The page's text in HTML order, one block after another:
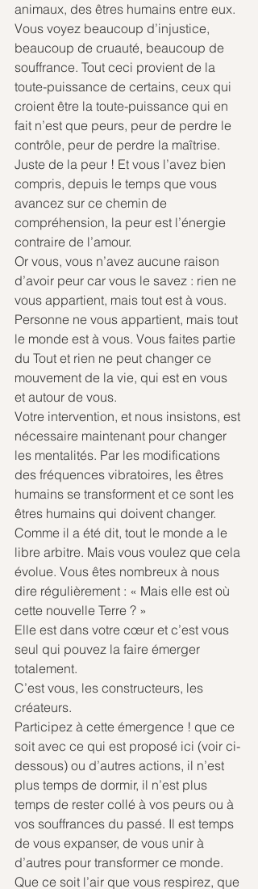
animaux, des êtres humains entre eux.
Vous voyez beaucoup d’injustice,
beaucoup de cruauté, beaucoup de
souffrance. Tout ceci provient de la
toute-puissance de certains, ceux qui
croient être la toute-puissance qui en
fait n’est que peurs, peur de perdre le
contrôle, peur de perdre la maîtrise.
Juste de la peur ! Et vous l’avez bien
compris, depuis le temps que vous
avancez sur ce chemin de
compréhension, la peur est l’énergie
contraire de l’amour.
Or vous, vous n’avez aucune raison
d’avoir peur car vous le savez : rien ne
vous appartient, mais tout est à vous.
Personne ne vous appartient, mais tout
le monde est à vous. Vous faites partie
du Tout et rien ne peut changer ce
mouvement de la vie, qui est en vous
et autour de vous.
Votre intervention, et nous insistons, est
nécessaire maintenant pour changer
les mentalités. Par les modifications
des fréquences vibratoires, les êtres
humains se transforment et ce sont les
êtres humains qui doivent changer.
Comme il a été dit, tout le monde a le
libre arbitre. Mais vous voulez que cela
évolue. Vous êtes nombreux à nous
dire régulièrement : « Mais elle est où
cette nouvelle Terre ? »
Elle est dans votre cœur et c’est vous
seul qui pouvez la faire émerger
totalement.
C’est vous, les constructeurs, les
créateurs.
Participez à cette émergence ! que ce
soit avec ce qui est proposé ici (voir ci-
dessous) ou d’autres actions, il n’est
plus temps de dormir, il n’est plus
temps de rester collé à vos peurs ou à
vos souffrances du passé. Il est temps
de vous expanser, de vous unir à
d’autres pour transformer ce monde.
Que ce soit l’air que vous respirez, que